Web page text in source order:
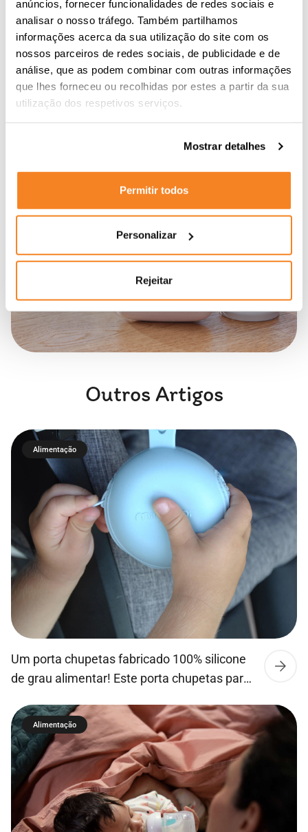
anúncios, fornecer funcionalidades de redes sociais e
analisar o nosso tráfego. Também partilhamos
informações acerca da sua utilização do site com os
nossos parceiros de redes sociais, de publicidade e de
análise, que as podem combinar com outras informações
que lhes forneceu ou recolhidas por estes a partir da sua
utilização dos respetivos serviços.
Mostrar detalhes
Permitir todos
Personalizar
Rejeitar
Interrompa sempre que quiser
O controlo está nas mãos da utilizadora. Com a
função de pausa/iniciar, com um único toque pode
interromper e retomar a sessão quando quiser.
Outros Artigos
Alimentação
Um porta chupetas fabricado 100% silicone
de grau alimentar! Este porta chupetas para
pode se fixar em carrinhos de passeio ou
malas, sendo portátil e fácil de transportar
devido ao seu tamanho compacto.
Alimentação